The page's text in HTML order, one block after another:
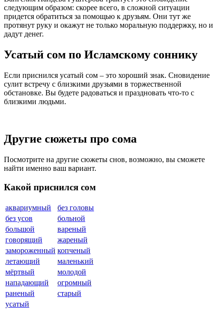
следующим образом: скорее всего, в сложной ситуации
придется обратиться за помощью к друзьям. Они тут же
протянут руку и окажут не только моральную поддержку, но и
дадут денег.
Усатый сом по Исламскому соннику
Если приснился усатый сом – это хороший знак. Сновидение
сулит встречу с близкими друзьями в торжественной
обстановке. Вы будете радоваться и праздновать что-то с
близкими людьми.
Другие сюжеты про сома
Посмотрите на другие сюжеты снов, возможно, вы сможете
найти именно ваш вариант.
Какой приснился сом
аквариумный
без головы
без усов
больной
большой
вареный
говорящий
жареный
замороженный копченый
летающий
маленький
мёртвый
молодой
нападающий
огромный
раненый
старый
усатый